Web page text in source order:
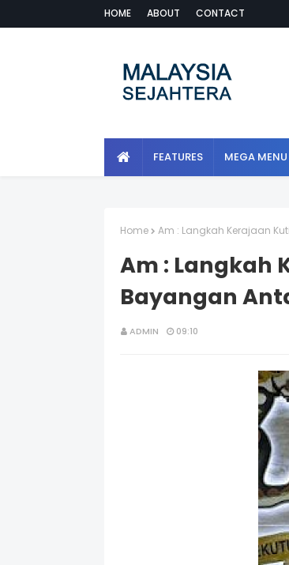
HOME ABOUT CONTACT
FEATURES MEGA MENU
Home Am : Langkah Kerajaan
Am : Langkah
Bayangan
ADMIN 09:10